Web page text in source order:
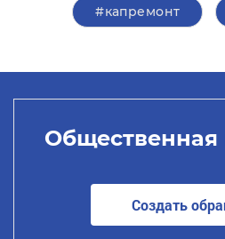
#капремонт
Создать